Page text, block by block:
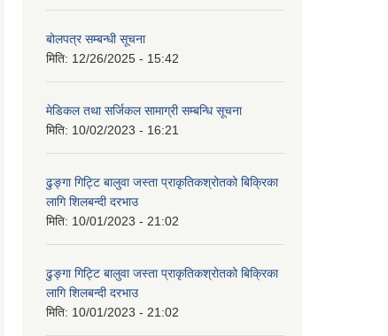
बोलपत्र सम्बन्धी सूचना
मिति: 12/26/2025 - 15:42
मेडिकल तथा सर्जिकल सामाग्री सम्बन्धि सूचना
मिति: 10/02/2023 - 16:21
ढुङ्गा गिट्टि बालुवा जस्ता प्राकृतिकश्रोतको बिक्रिका
लागि शिलबन्दी दरभाउ
मिति: 10/01/2023 - 21:02
ढुङ्गा गिट्टि बालुवा जस्ता प्राकृतिकश्रोतको बिक्रिका
लागि शिलबन्दी दरभाउ
मिति: 10/01/2023 - 21:02